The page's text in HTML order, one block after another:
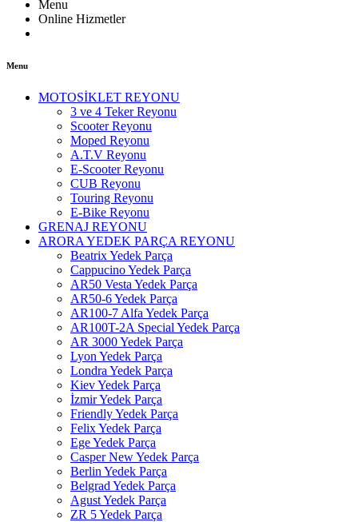
Menu
Online Hizmetler
Menu
MOTOSİKLET REYONU
3 ve 4 Teker Reyonu
Scooter Reyonu
Moped Reyonu
A.T.V Reyonu
E-Scooter Reyonu
CUB Reyonu
Touring Reyonu
E-Bike Reyonu
GRENAJ REYONU
ARORA YEDEK PARÇA REYONU
Beatrix Yedek Parça
Cappucino Yedek Parça
AR50 Vesta Yedek Parça
AR50-6 Yedek Parça
AR100-7 Alfa Yedek Parça
AR100T-2A Special Yedek Parça
AR 3000 Yedek Parça
Lyon Yedek Parça
Londra Yedek Parça
Kiev Yedek Parça
İzmir Yedek Parça
Friendly Yedek Parça
Felix Yedek Parça
Ege Yedek Parça
Casper New Yedek Parça
Berlin Yedek Parça
Belgrad Yedek Parça
Agust Yedek Parça
ZR 5 Yedek Parça